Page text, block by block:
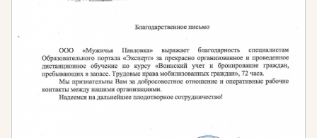
установленного государством образца с
бессрочным сроком действия.
Затем, рекомендовано регулярно осваивать
программы повышения квалификации,